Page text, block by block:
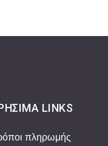
LINKS
πληρωμής